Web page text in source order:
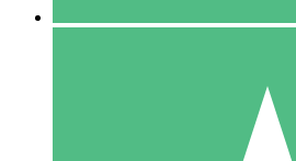
10 Downloaden
20 00